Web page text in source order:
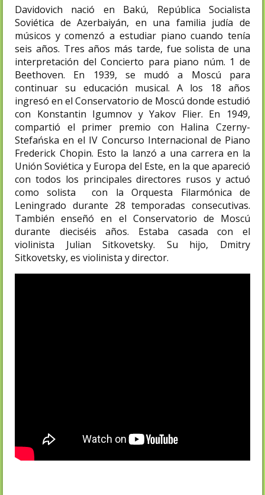
Davidovich nació en Bakú, República Socialista
Soviética de Azerbaiyán, en una familia judía de
músicos y comenzó a estudiar piano cuando tenía
seis años. Tres años más tarde, fue solista de una
interpretación del Concierto para piano núm. 1 de
Beethoven. En 1939, se mudó a Moscú para
continuar su educación musical. A los 18 años
ingresó en el Conservatorio de Moscú donde estudió
con Konstantin Igumnov y Yakov Flier. En 1949,
compartió el primer premio con Halina Czerny-
Stefańska en el IV Concurso Internacional de Piano
Frederick Chopin. Esto la lanzó a una carrera en la
Unión Soviética y Europa del Este, en la que apareció
con todos los principales directores rusos y actuó
como solista con la Orquesta Filarmónica de
Leningrado durante 28 temporadas consecutivas.
También enseñó en el Conservatorio de Moscú
durante dieciséis años. Estaba casada con el
violinista Julian Sitkovetsky. Su hijo, Dmitry
Sitkovetsky, es violinista y director.